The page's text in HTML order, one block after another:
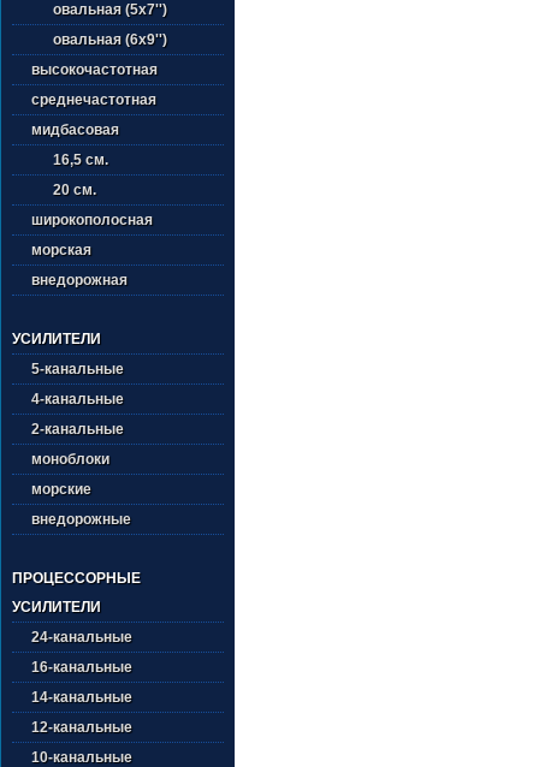
овальная (5х7'')
овальная (6х9'')
высокочастотная
среднечастотная
мидбасовая
16,5 см.
20 см.
широкополосная
морская
внедорожная
УСИЛИТЕЛИ
5-канальные
4-канальные
2-канальные
моноблоки
морские
внедорожные
ПРОЦЕССОРНЫЕ
УСИЛИТЕЛИ
24-канальные
16-канальные
14-канальные
12-канальные
10-канальные